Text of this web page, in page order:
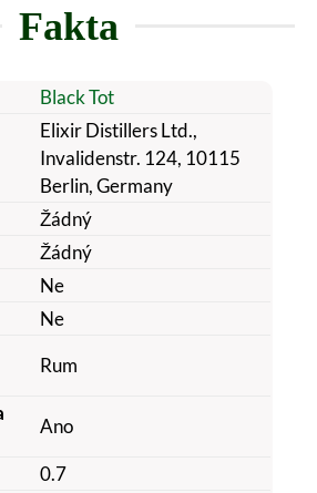
Fakta
Black Tot
Elixir Distillers Ltd.,
Invalidenstr. 124, 10115
Berlin, Germany
Žádný
Žádný
Ne
Ne
Rum
Ano
0.7